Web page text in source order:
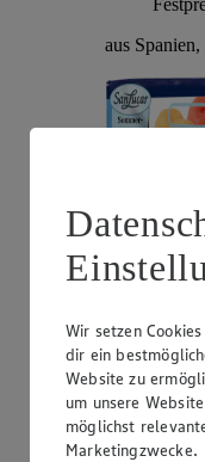
aus
Angebot:
1.00
aus
Wir setzen
dir ein
Website zu
um unsere
möglichst
Marketingzwecke.